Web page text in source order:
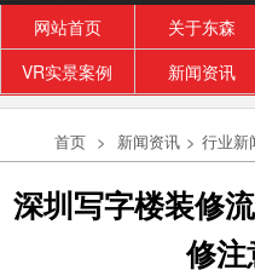
网站首页 关于东森
VR实景案例
新闻资讯
首页 > 新闻资讯 > 行业新
深圳写字楼装修
修